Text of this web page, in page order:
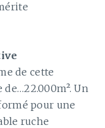
de cette
Un
pour une
ruche